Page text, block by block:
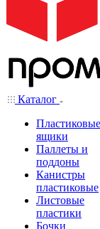
Каталог
Пластиковые
ящики
Паллеты и
поддоны
Канистры
пластиковые
Листовые
пластики
Бочки